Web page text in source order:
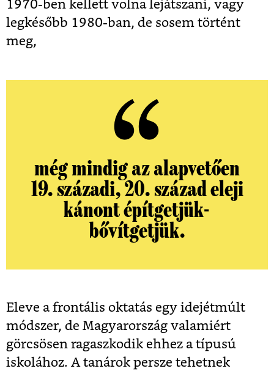
1970-ben kellett volna lejátszani, vagy
legkésőbb 1980-ban, de sosem történt
meg,
még mindig az alapvetően
19. századi, 20. század eleji
kánont építgetjük-
bővítgetjük.
Eleve a frontális oktatás egy idejétmúlt
módszer, de Magyarország valamiért
görcsösen ragaszkodik ehhez a típusú
iskolához. A tanárok persze tehetnek